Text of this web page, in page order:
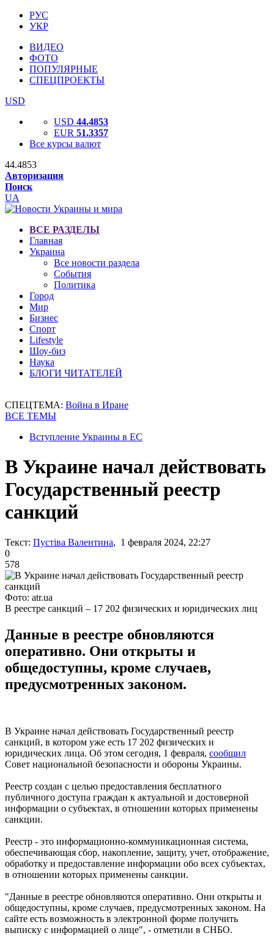
РУС
УКР
ВИДЕО
ФОТО
ПОПУЛЯРНЫЕ
СПЕЦПРОЕКТЫ
USD
USD 44.4853
EUR 51.3357
Все курсы валют
44.4853
Авторизация
Поиск
UA
ВСЕ РАЗДЕЛЫ
Главная
Украина
Все новости раздела
События
Политика
Город
Мир
Бизнес
Спорт
Lifestyle
Шоу-биз
Наука
БЛОГИ ЧИТАТЕЛЕЙ
СПЕЦТЕМА: Война в Иране
ВСЕ ТЕМЫ
Вступление Украины в ЕС
В Украине начал действовать
Государственный реестр
санкций
Текст: Пустіва Валентина, 1 февраля 2024, 22:27
0
578
Фото: atr.ua
В реестре санкций – 17 202 физических и юридических лиц
Данные в реестре обновляются
оперативно. Они открыты и
общедоступны, кроме случаев,
предусмотренных законом.
В Украине начал действовать Государственный реестр
санкций, в котором уже есть 17 202 физических и
юридических лица. Об этом сегодня, 1 февраля, сообщил
Совет национальной безопасности и обороны Украины.
Реестр создан с целью предоставления бесплатного
публичного доступа граждан к актуальной и достоверной
информации о субъектах, в отношении которых применены
санкции.
Реестр - это информационно-коммуникационная система,
обеспечивающая сбор, накопление, защиту, учет, отображение,
обработку и предоставление информации обо всех субъектах,
в отношении которых применены санкции.
"Данные в реестре обновляются оперативно. Они открыты и
общедоступны, кроме случаев, предусмотренных законом. На
сайте есть возможность в электронной форме получить
выписку с информацией о лице", - отметили в СНБО.